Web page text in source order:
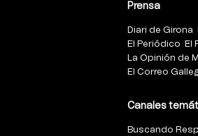
Prensa
Diari de Girona
El Periódico
El
La Opinión de
El Correo
Canales
Buscando